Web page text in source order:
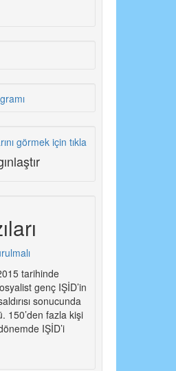
tarihinde
genç IŞİD’in
sonucunda
150’den fazla kişi
IŞİD’i